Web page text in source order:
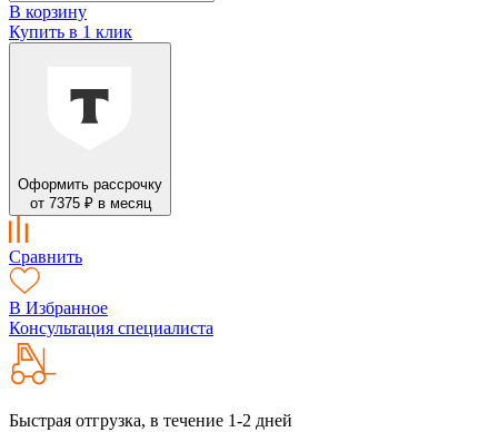
В корзину
Купить в 1 клик
Оформить рассрочку
от 7375 ₽ в месяц
Сравнить
В Избранное
Консультация специалиста
Быстрая отгрузка, в течение 1-2 дней